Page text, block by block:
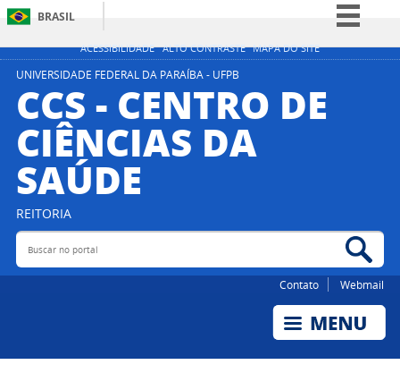
ACESSIBILIDADE ALTO CONTRASTE MAPA DO SITE
BRASIL
Simplifique!
Participe
Acesso à informação
Legislação
UNIVERSIDADE FEDERAL DA PARAÍBA - UFPB
CCS - CENTRO DE
CIÊNCIAS DA
SAÚDE
REITORIA
Buscar no portal
Contato Webmail